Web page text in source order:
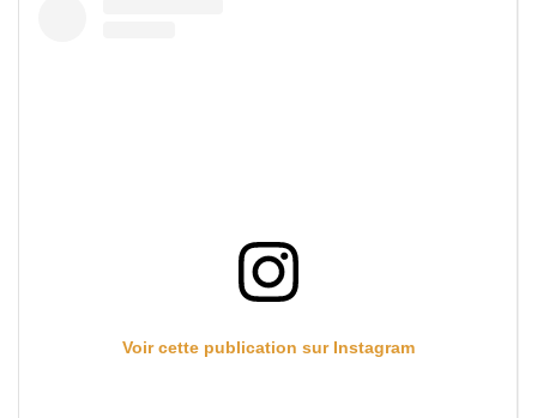
Voir cette publication sur Instagram